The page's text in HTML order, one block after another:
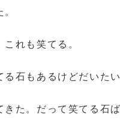
れも笑てる。
る石もあるけどだいたい
きた。だって笑てる石